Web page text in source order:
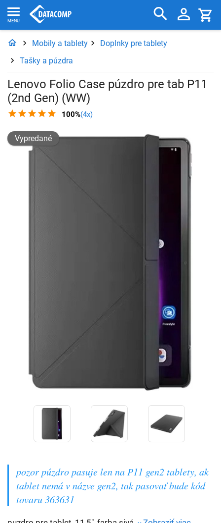
Mobily a tablety
Doplnky pre tablety
Tašky a púzdra
Lenovo Folio Case púzdro pre tab P11
(2nd Gen) (WW)
100%(4x)
Vypredané
pozor púzdro pasuje len na P11 gen2 tablety, ak
tablet nemá v názve gen2, tak pasovať bude kód
tovaru 363631